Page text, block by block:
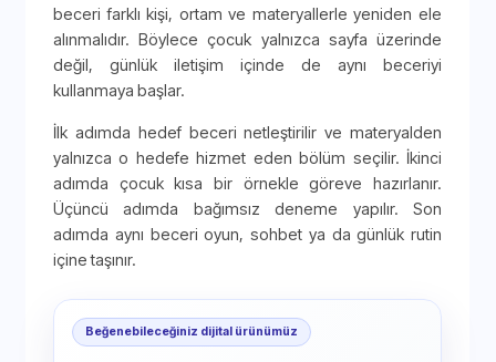
beceri farklı kişi, ortam ve materyallerle yeniden ele
alınmalıdır. Böylece çocuk yalnızca sayfa üzerinde
değil, günlük iletişim içinde de aynı beceriyi
kullanmaya başlar.
İlk adımda hedef beceri netleştirilir ve materyalden
yalnızca o hedefe hizmet eden bölüm seçilir. İkinci
adımda çocuk kısa bir örnekle göreve hazırlanır.
Üçüncü adımda bağımsız deneme yapılır. Son
adımda aynı beceri oyun, sohbet ya da günlük rutin
içine taşınır.
Beğenebileceğiniz dijital ürünümüz